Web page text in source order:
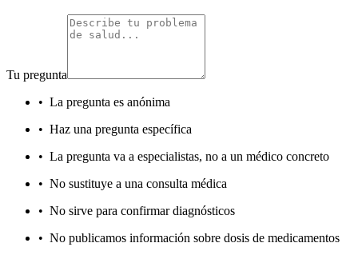
Tu pregunta
• La pregunta es anónima
• Haz una pregunta específica
• La pregunta va a especialistas, no a un médico concreto
• No sustituye a una consulta médica
• No sirve para confirmar diagnósticos
• No publicamos información sobre dosis de medicamentos